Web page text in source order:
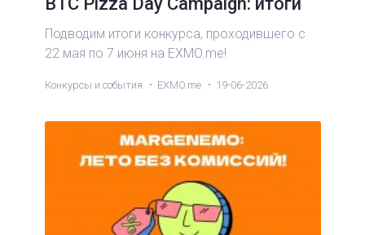
Подводим итоги конкурса, проходившего с
22 мая по 7 июня на EXMO.me!
Конкурсы и события EXMO.me 19-06-2026